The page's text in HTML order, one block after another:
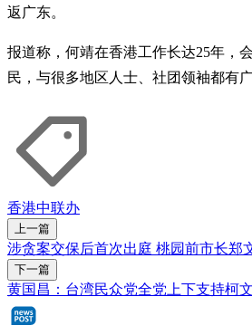
返广东。
报道称，何靖在香港工作长达25年，
民，与很多地区人士、社团领袖都有广
香港中联办
上一篇
涉贪案交保后首次出庭 桃园前市长郑
下一篇
黄国昌：台湾民众党全党上下支持柯